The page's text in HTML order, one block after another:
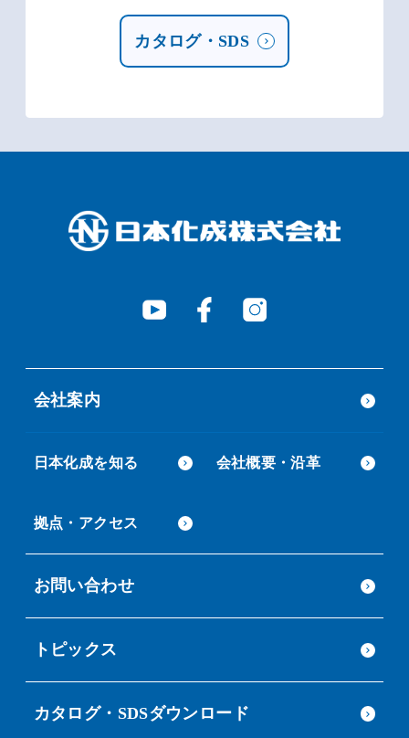
カタログ・SDS
会社案内
日本化成を知る 会社概要・沿革
拠点・アクセス
お問い合わせ
トピックス
カタログ・SDSダウンロード